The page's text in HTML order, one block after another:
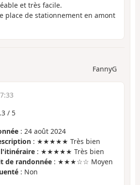
et très facile.
place de stationnement en amont
FannyG
/ 5
: 24 août 2024
: ★★★★★ Très bien
l'itinéraire : ★★★★★ Très bien
de randonnée : ★★★☆☆ Moyen
: Non